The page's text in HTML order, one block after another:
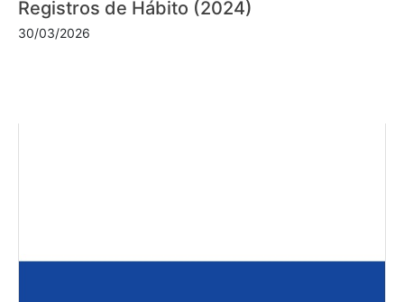
Registros de Hábito (2024)
30/03/2026